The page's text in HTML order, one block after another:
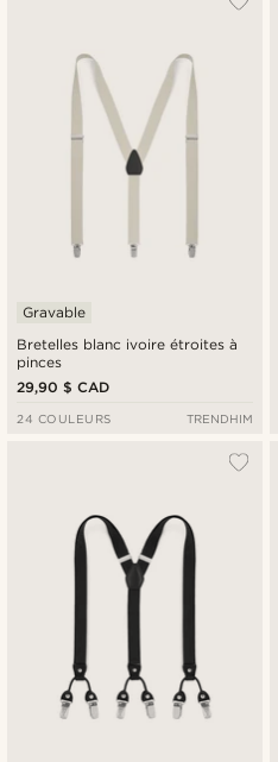
Bretelles blanc ivoire étroites à
pinces
Gravable
29,90 $ CAD
24 COULEURS TRENDHIM